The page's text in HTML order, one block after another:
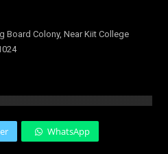
Board Colony, Near Kiit College
WhatsApp